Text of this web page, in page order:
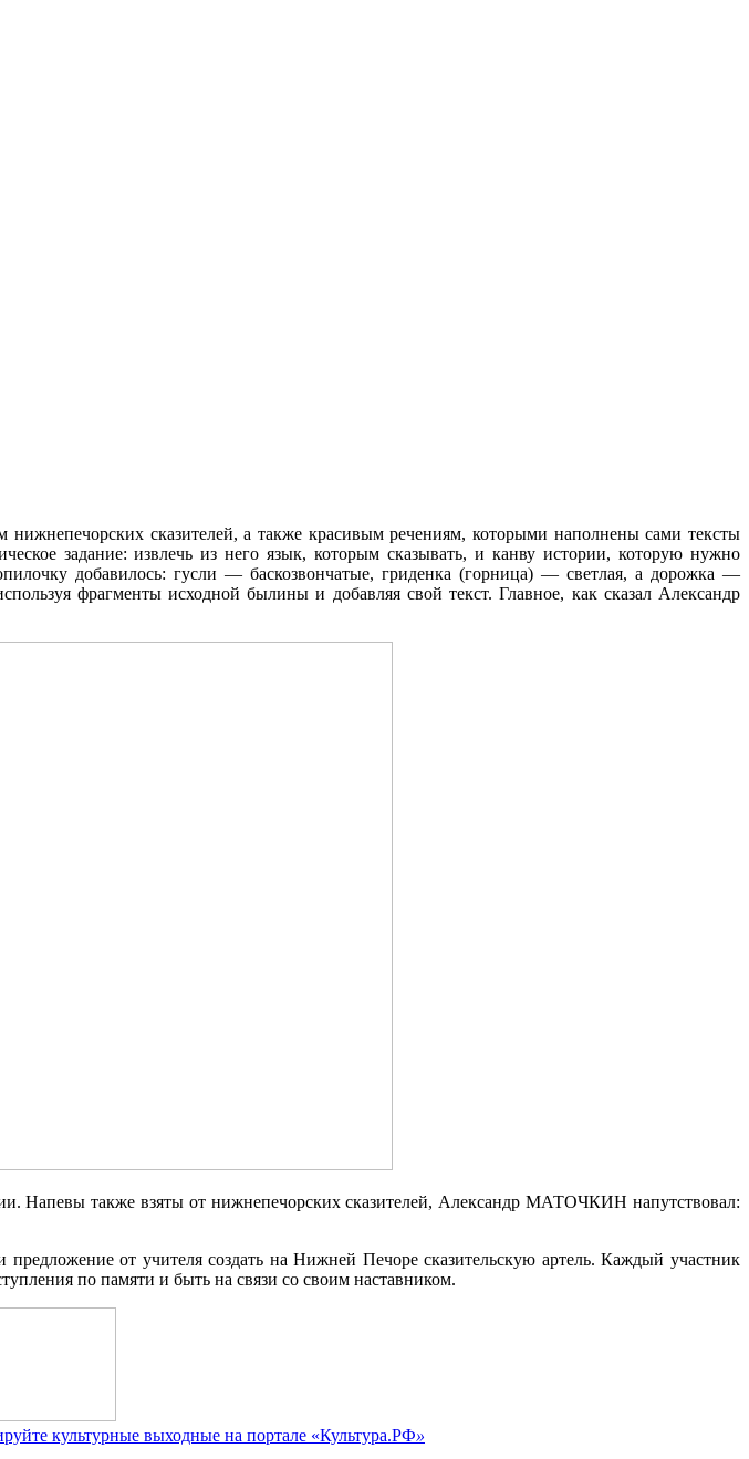
сказителей, а также красивым речениям, которыми наполнены сами тексты
задание: извлечь из него язык, которым сказывать, и канву истории, которую нужно
добавилось: гусли — баскозвончатые, гриденка (горница) — светлая, а дорожка —
фрагменты исходной былины и добавляя свой текст. Главное, как сказал Александр
Напевы также взяты от нижнепечорских сказителей, Александр МАТОЧКИН напутствовал:
от учителя создать на Нижней Печоре сказительскую артель. Каждый участник
по памяти и быть на связи со своим наставником.
культурные выходные на портале «Культура.РФ»